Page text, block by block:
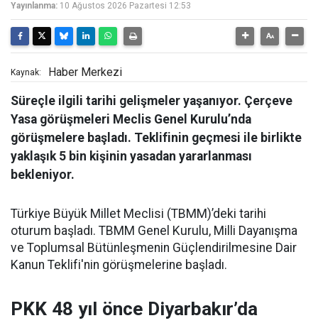
Yayınlanma: 10 Ağustos 2026 Pazartesi 12:53
Kaynak: Haber Merkezi
Süreçle ilgili tarihi gelişmeler yaşanıyor. Çerçeve
Yasa görüşmeleri Meclis Genel Kurulu’nda
görüşmelere başladı. Teklifinin geçmesi ile birlikte
yaklaşık 5 bin kişinin yasadan yararlanması
bekleniyor.
Türkiye Büyük Millet Meclisi (TBMM)’deki tarihi
oturum başladı. TBMM Genel Kurulu, Milli Dayanışma
ve Toplumsal Bütünleşmenin Güçlendirilmesine Dair
Kanun Teklifi'nin görüşmelerine başladı.
PKK 48 yıl önce Diyarbakır’da